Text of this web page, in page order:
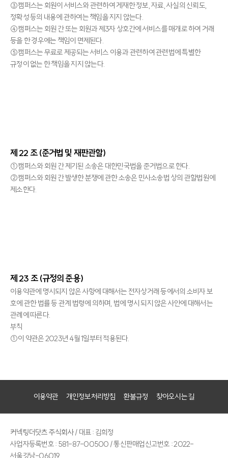
③캠퍼스는 회원이 서비스와 관련하여 게재한 정보, 자료, 사실의 신뢰도,
정확성 등의 내용에 관하여는 책임을 지지 않는다.
④캠퍼스는 회원 간 또는 회원과 제3자 상호간에 서비스를 매개로 하여 거래
등을 한 경우에는 책임이 면제된다.
⑤캠퍼스는 무료로 제공되는 서비스 이용과 관련하여 관련법에 특별한
규정이 없는 한 책임을 지지 않는다.
제 22 조 (준거법 및 재판관할)
①캠퍼스와 회원 간 제기된 소송은 대한민국법을 준거법으로 한다.
②캠퍼스와 회원 간 발생한 분쟁에 관한 소송은 민사소송법 상의 관할법원에
제소한다.
제 23 조 (규정의 준용)
이용약관에 명시되지 않은 사항에 대해서는 전자상거래 등에서의 소비자 보
호에 관한 법률 등 관계 법령에 의하며, 법에 명시 되지 않은 사안에 대해서는
관례에 따른다.
부칙
①이 약관은 2023년 4월 1일부터 적용된다.
이용약관 개인정보처리방침 환불규정 찾아오시는 길
커넥팅더닷츠 주식회사/ 대표 : 김희정
사업자등록번호 : 581-87-00500 / 통신판매업신고번호 : 2022-
서울강남-06019